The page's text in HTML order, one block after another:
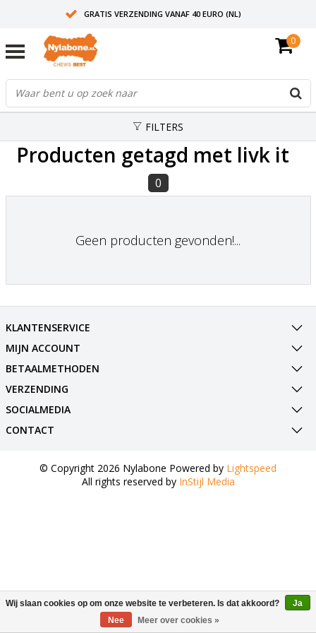
GRATIS VERZENDING VANAF 40 EURO (NL)
0
FILTERS
Producten getagd met livk it
0
Geen producten gevonden!...
KLANTENSERVICE
MIJN ACCOUNT
BETAALMETHODEN
VERZENDING
SOCIALMEDIA
CONTACT
© Copyright 2026 Nylabone Powered by Lightspeed
All rights reserved by InStijl Media
Wij slaan cookies op om onze website te verbeteren. Is dat akkoord?
Ja
Nee
Meer over cookies »